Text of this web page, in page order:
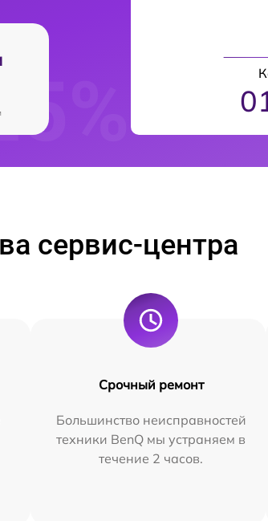
сервис-центра
Срочный ремонт
Большинство неисправностей
техники BenQ мы устраняем в
течение 2 часов.